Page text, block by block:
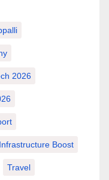
2026
Boost
Travel